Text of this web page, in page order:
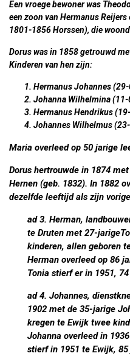
Een vroege bewoner was
een zoon van Hermanus
1801-1856 Horssen), die
Dorus was in 1858 getrouwd
Kinderen van hen zijn:
Hermanus Johannes
Johanna Wilhelmina
Hermanus Hendrikus
Johannes Wilhelmus
Maria overleed op 50 jarige
Dorus hertrouwde in 1874
Hernen (geb. 1832). In 1882
dezelfde leeftijd als zijn
ad 3. Herman,
te Druten met 27-
kinderen, allen geboren
Herman overleed op 86
Tonia stierf er in 1951,
ad 4. Johannes,
1902 met de 35-jarige
kregen te Ewijk twee
Johanna overleed in
stierf in 1951 te Ewijk, 85